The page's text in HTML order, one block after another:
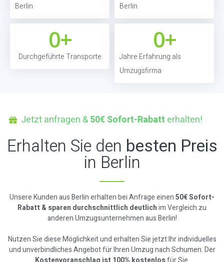
Berlin
Berlin
Durchgeführte Transporte
0+
Jahre Erfahrung als
Umzugsfirma
0+
Jetzt anfragen &50€ Sofort-Rabatt erhalten!
Erhalten Sie den besten Preis
in Berlin
Unsere Kunden aus Berlin erhalten bei Anfrage einen50€ Sofort-
Rabatt & sparen durchschnittlich deutlichim Vergleich zu
anderen Umzugsunternehmen aus Berlin!
Nutzen Sie diese Möglichkeit und erhalten Sie jetzt Ihr individuelles
und unverbindliches Angebot für Ihren Umzug nach Schumen. Der